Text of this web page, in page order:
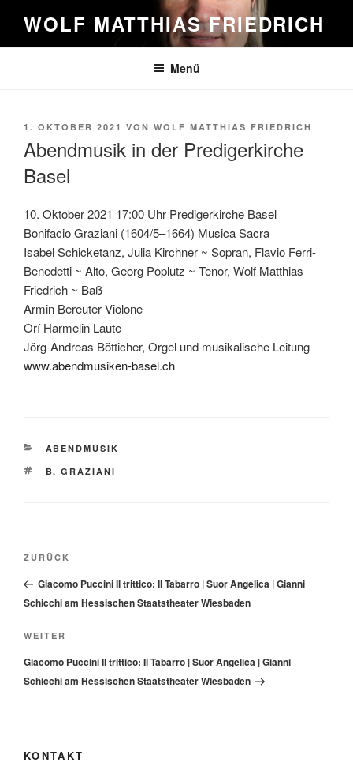
Inhalt
springen
WOLF MATTHIAS FRIEDRICH
Menü
VERÖFFENTLICHT
1. OKTOBER 2021 VON WOLF MATTHIAS FRIEDRICH
Abendmusik in der Predigerkirche
Basel
10. Oktober 2021 17:00 Uhr Predigerkirche Basel
Bonifacio Graziani (1604/5–1664) Musica Sacra
Isabel Schicketanz, Julia Kirchner ~ Sopran, Flavio Ferri-
Benedetti ~ Alto, Georg Poplutz ~ Tenor, Wolf Matthias
Friedrich ~ Baß
Armin Bereuter Violone
Orí Harmelin Laute
Jörg-Andreas Bötticher, Orgel und musikalische Leitung
www.abendmusiken-basel.ch
KATEGORIEN
ABENDMUSIK
SCHLAGWÖRTER
B. GRAZIANI
Beitragsnavigation
Vorheriger
Beitrag
ZURÜCK
Giacomo Puccini Il trittico: Il Tabarro | Suor Angelica | Gianni
Schicchi am Hessischen Staatstheater Wiesbaden
Nächster
Beitrag
WEITER
Giacomo Puccini Il trittico: Il Tabarro | Suor Angelica | Gianni
Schicchi am Hessischen Staatstheater Wiesbaden
KONTAKT